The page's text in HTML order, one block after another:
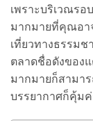
เพราะบริเวณรอ
มากมายที่คุณอา
เที่ยวทางธรรม
ตลาดชื่อดังของแ
มากมายก็สามาร
บรรยากาศก็คุ้ม